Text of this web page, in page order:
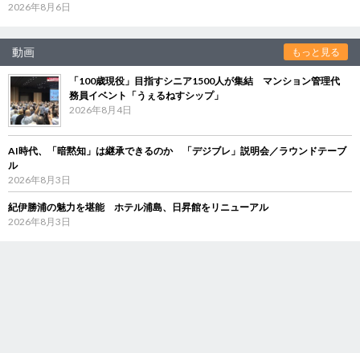
2026年8月6日
動画 もっと見る
「100歳現役」目指すシニア1500人が集結 マンション管理代
務員イベント「うぇるねすシップ」
2026年8月4日
AI時代、「暗黙知」は継承できるのか 「デジブレ」説明会／ラウンドテーブ
ル
2026年8月3日
紀伊勝浦の魅力を堪能 ホテル浦島、日昇館をリニューアル
2026年8月3日